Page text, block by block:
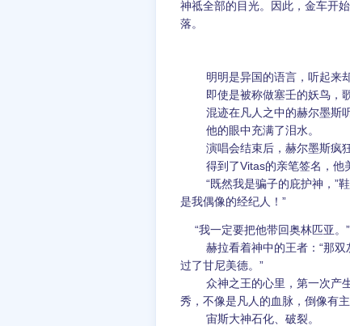
神祗全部的目光。因此，金车开
落。
明明是异国的语言，听起来却
即使是被称做塞壬的妖鸟，歌
混迹在凡人之中的赫尔墨斯听
他的眼中充满了泪水。
演唱会结束后，赫尔墨斯疯狂
得到了Vitas的亲笔签名，他美
“既然我是骗子的庇护神，”鞋
是我偶像的经纪人！”
“我一定要把他带回奥林匹亚。
赫拉看着神中的王者：“那双
过了甘尼美德。”
众神之王的心里，第一次产生
秀，不像是凡人的血脉，倒像有
宙斯大神石化、破裂。